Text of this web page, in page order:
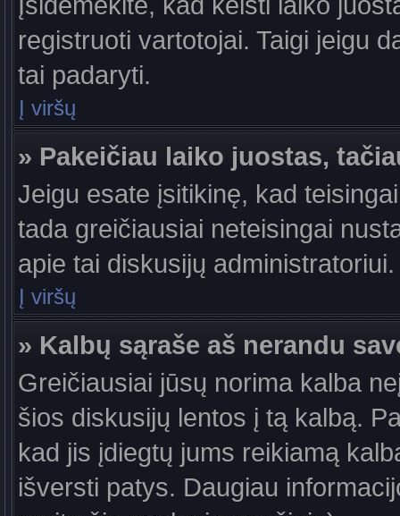
registruoti vartotojai. Taigi jeigu
tai padaryti.
Į viršų
» Pakeičiau laiko juostas,
Jeigu esate įsitikinę, kad
tada greičiausiai neteisingai
apie tai diskusijų administratoriui.
Į viršų
» Kalbų sąraše aš nerandu
Greičiausiai jūsų norima kalba
šios diskusijų lentos į tą kalbą.
kad jis įdiegtų jums reikiamą
išversti patys. Daugiau